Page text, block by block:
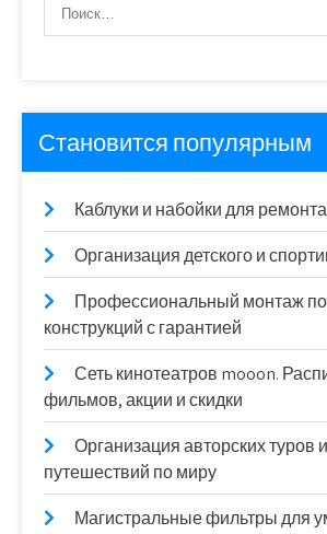
Становится популярным
Каблуки и набойки для
Организация детского и
Профессиональный монтаж
конструкций с гарантией
Сеть кинотеатров mooon.
фильмов, акции и скидки
Организация авторских туров и
путешествий по миру
Магистральные фильтры для